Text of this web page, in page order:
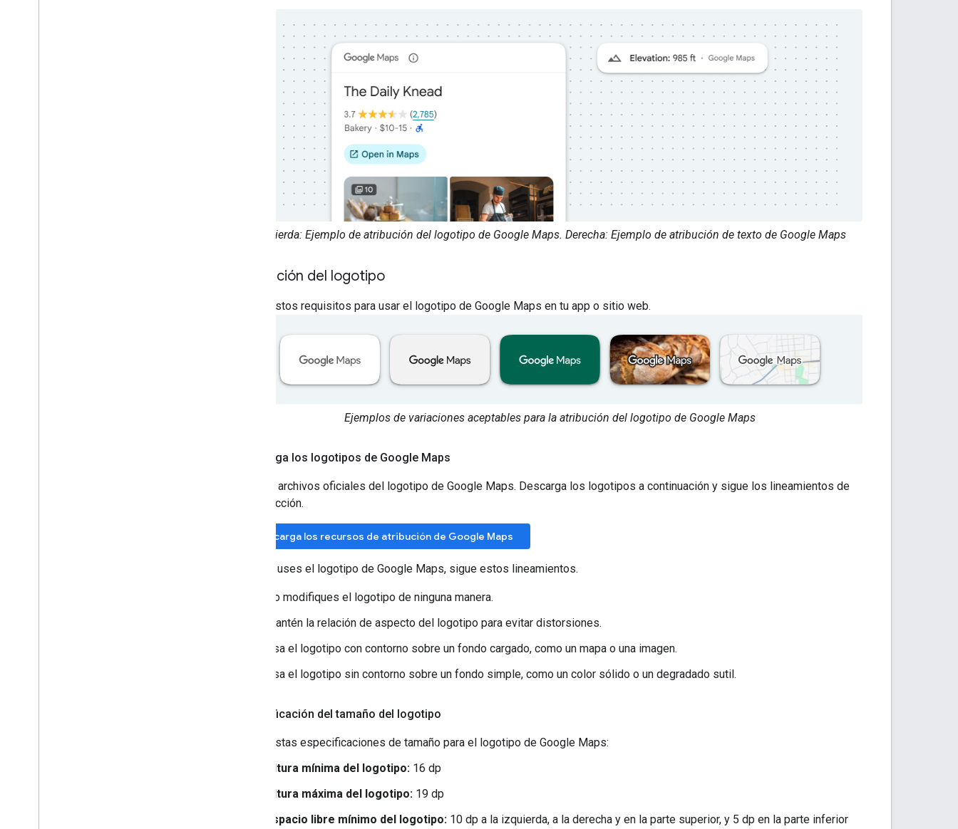
Izquierda: Ejemplo de atribución del logotipo de Google Maps. Derecha: Ejemplo de atribución de texto de Google Maps
Atribución del logotipo
Sigue estos requisitos para usar el logotipo de Google Maps en tu app o sitio web.
Ejemplos de variaciones aceptables para la atribución del logotipo de Google Maps
Descarga los logotipos de Google Maps
Usa los archivos oficiales del logotipo de Google Maps. Descarga los logotipos a continuación y sigue los lineamientos de
esta sección.
Descarga los recursos de atribución de Google Maps
Cuando uses el logotipo de Google Maps, sigue estos lineamientos.
No modifiques el logotipo de ninguna manera.
Mantén la relación de aspecto del logotipo para evitar distorsiones.
Usa el logotipo con contorno sobre un fondo cargado, como un mapa o una imagen.
Usa el logotipo sin contorno sobre un fondo simple, como un color sólido o un degradado sutil.
Especificación del tamaño del logotipo
Sigue estas especificaciones de tamaño para el logotipo de Google Maps:
Altura mínima del logotipo: 16 dp
Altura máxima del logotipo: 19 dp
Espacio libre mínimo del logotipo: 10 dp a la izquierda, a la derecha y en la parte superior, y 5 dp en la parte inferior